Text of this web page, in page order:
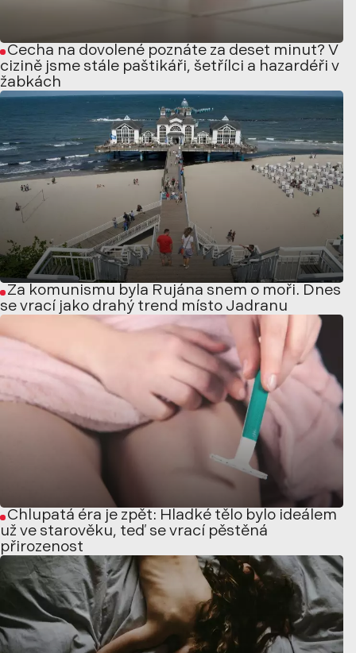
Čecha na dovolené poznáte za deset minut? V
cizině jsme stále paštikáři, šetřílci a hazardéři v
žabkách
Za komunismu byla Rujána snem o moři. Dnes
se vrací jako drahý trend místo Jadranu
Chlupatá éra je zpět: Hladké tělo bylo ideálem
už ve starověku, teď se vrací pěstěná
přirozenost